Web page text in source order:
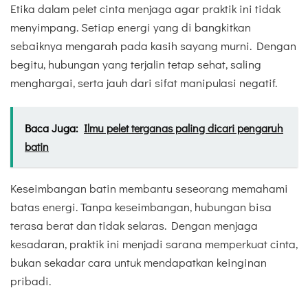
Etika dalam pelet cinta menjaga agar praktik ini tidak
menyimpang. Setiap energi yang di bangkitkan
sebaiknya mengarah pada kasih sayang murni. Dengan
begitu, hubungan yang terjalin tetap sehat, saling
menghargai, serta jauh dari sifat manipulasi negatif.
Baca Juga: Ilmu pelet terganas paling dicari pengaruh
batin
Keseimbangan batin membantu seseorang memahami
batas energi. Tanpa keseimbangan, hubungan bisa
terasa berat dan tidak selaras. Dengan menjaga
kesadaran, praktik ini menjadi sarana memperkuat cinta,
bukan sekadar cara untuk mendapatkan keinginan
pribadi.